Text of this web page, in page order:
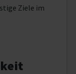
Ziele im